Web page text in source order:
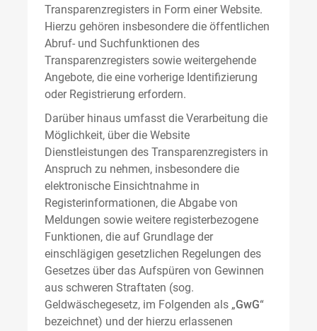
Transparenzregisters in Form einer Website.
Hierzu gehören insbesondere die öffentlichen
Abruf- und Suchfunktionen des
Transparenzregisters sowie weitergehende
Angebote, die eine vorherige Identifizierung
oder Registrierung erfordern.
Darüber hinaus umfasst die Verarbeitung die
Möglichkeit, über die Website
Dienstleistungen des Transparenzregisters in
Anspruch zu nehmen, insbesondere die
elektronische Einsichtnahme in
Registerinformationen, die Abgabe von
Meldungen sowie weitere registerbezogene
Funktionen, die auf Grundlage der
einschlägigen gesetzlichen Regelungen des
Gesetzes über das Aufspüren von Gewinnen
aus schweren Straftaten (sog.
Geldwäschegesetz, im Folgenden als „GwG“
bezeichnet) und der hierzu erlassenen